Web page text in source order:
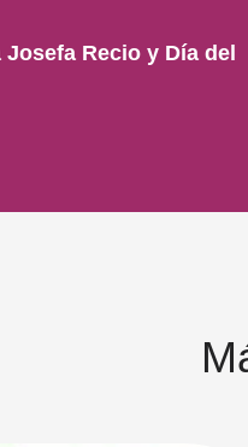
Recio y Día del